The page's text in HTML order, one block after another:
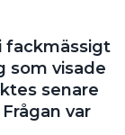
fackmässigt
som visade
senare
var